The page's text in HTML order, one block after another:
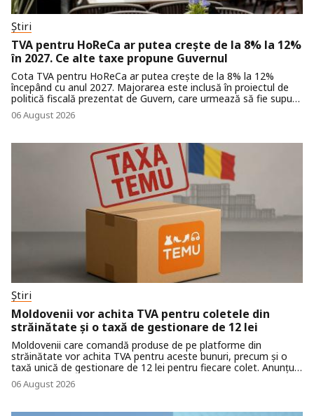
Știri
TVA pentru HoReCa ar putea crește de la 8% la 12%
în 2027. Ce alte taxe propune Guvernul
Cota TVA pentru HoReCa ar putea crește de la 8% la 12%
începând cu anul 2027. Majorarea este inclusă în proiectul de
politică fiscală prezentat de Guvern, care urmează să fie supus
consultărilor publice.
06 August 2026
Știri
Moldovenii vor achita TVA pentru coletele din
străinătate și o taxă de gestionare de 12 lei
Moldovenii care comandă produse de pe platforme din
străinătate vor achita TVA pentru aceste bunuri, precum și o
taxă unică de gestionare de 12 lei pentru fiecare colet. Anunțul
a fost făcut de viceprim-ministrul și ministrul Dezvoltării
Economice și Digitalizării, Vasile Tofan, în cadrul prezentării
06 August 2026